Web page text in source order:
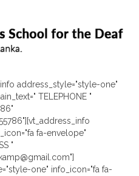
address_style="style-one"
TELEPHONE "
fa-envelope"
"
one" info_icon="fa fa-